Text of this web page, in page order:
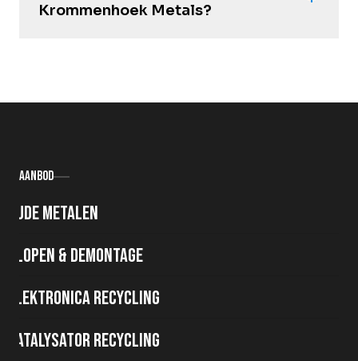
Krommenhoek Metals?
Aanbod
Oude metalen
Slopen & demontage
Elektronica recycling
Katalysator recycling